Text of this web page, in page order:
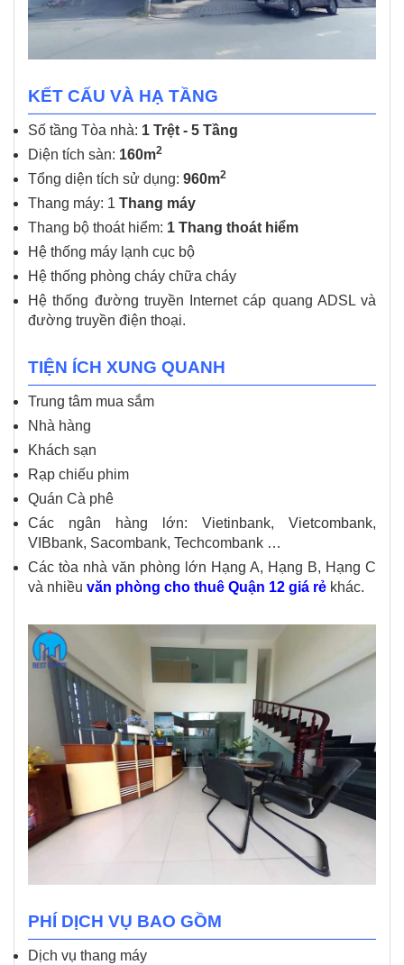
KẾT CẤU VÀ HẠ TẦNG
Số tầng Tòa nhà: 1 Trệt - 5 Tầng
Diện tích sàn: 160m2
Tổng diện tích sử dụng: 960m2
Thang máy: 1 Thang máy
Thang bộ thoát hiểm: 1 Thang thoát hiểm
Hệ thống máy lạnh cục bộ
Hệ thống phòng cháy chữa cháy
Hệ thống đường truyền Internet cáp quang ADSL và
đường truyền điện thoại.
TIỆN ÍCH XUNG QUANH
Trung tâm mua sắm
Nhà hàng
Khách sạn
Rạp chiếu phim
Quán Cà phê
Các ngân hàng lớn: Vietinbank, Vietcombank,
VIBbank, Sacombank, Techcombank …
Các tòa nhà văn phòng lớn Hạng A, Hạng B, Hạng C
và nhiều văn phòng cho thuê Quận 12 giá rẻ khác.
PHÍ DỊCH VỤ BAO GỒM
Dịch vụ thang máy